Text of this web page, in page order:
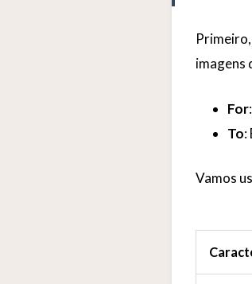
imagens
For
To:
Vamos